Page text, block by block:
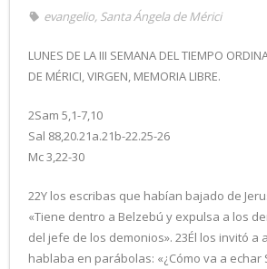
evangelio, Santa Ángela de Mérici
LUNES DE LA III SEMANA DEL TIEMPO
DE MÉRICI, VIRGEN, MEMORIA LIBRE.
2Sam 5,1-7,10
Sal 88,20.21a.21b-22.25-26
Mc 3,22-30
22Y los escribas que habían bajado de
«Tiene dentro a Belzebú y expulsa a los
del jefe de los demonios». 23Él los invitó a
hablaba en parábolas: «¿Cómo va a echar